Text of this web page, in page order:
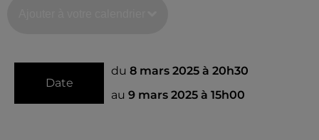
Date
du 8 mars 2025 à 20h30
au 9 mars 2025 à 15h00